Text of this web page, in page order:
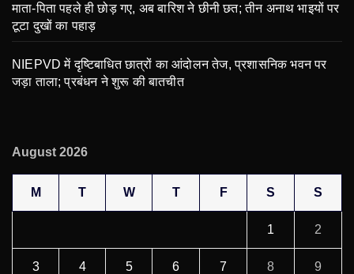
माता-पिता पहले ही छोड़ गए, अब बारिश ने छीनी छत; तीन अनाथ भाइयों पर
टूटा दुखों का पहाड़
NIEPVD में दृष्टिबाधित छात्रों का आंदोलन तेज, प्रशासनिक भवन पर
जड़ा ताला; प्रबंधन ने शुरू की बातचीत
August 2026
M T W T F S S
1 2
3 4 5 6 7 8 9